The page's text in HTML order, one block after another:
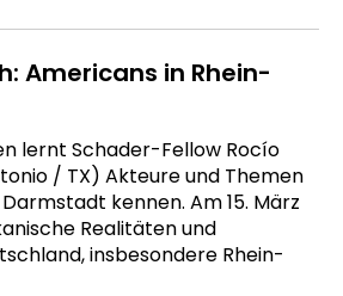
Americans in Rhein-
lernt Schader-Fellow Rocío
/ TX) Akteure und Themen
kennen. Am 15. März
Realitäten und
insbesondere Rhein-